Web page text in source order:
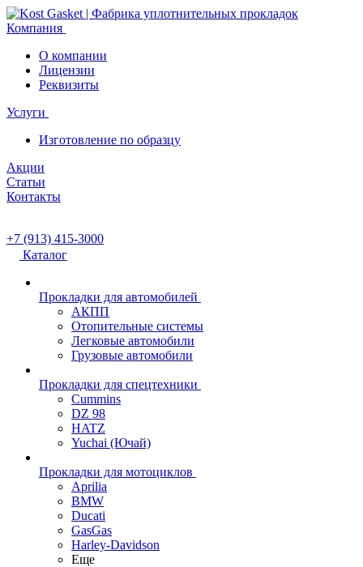
Компания
О компании
Лицензии
Реквизиты
Услуги
Изготовление по образцу
Акции
Статьи
Контакты
+7 (913) 415-3000
Каталог
Прокладки для автомобилей
АКПП
Отопительные системы
Легковые автомобили
Грузовые автомобили
Прокладки для спецтехники
Cummins
DZ 98
HATZ
Yuchai (Ючай)
Прокладки для мотоциклов
Aprilia
BMW
Ducati
GasGas
Harley-Davidson
Еще